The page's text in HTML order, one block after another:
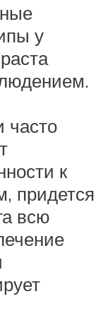
у
часто
к
придется
всю